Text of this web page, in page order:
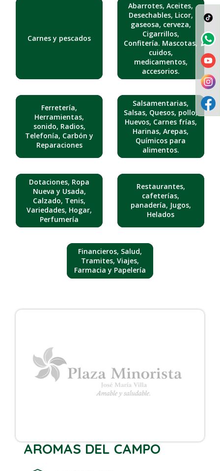
Carnes y pescados
Abarrotes, Aceites,
Desechables, Licor,
gaseosa, cerveza,
Cigarrillos,
Confitería. Mascotas,
cuidos,
medicamentos,
accesorios.
Ferretería,
Herramientas,
sonido, Radios,
Telefonía, Carbón y
Reparaciones
Salsamentarias,
Salsas, Quesos, pollo,
Huevos, Carnes frías,
Harinas, Arepas,
Químicos para
alimentos.
Dotaciones, Ropa
Nueva y Usada,
Calzado, Tenis,
Variedades, Hogar,
Perfumería
Restaurantes,
cafeterías,
panadería, Jugos,
Helados
Financieros, Salud,
Tramites, Viajes,
Farmacia y Papelería
AROMAS DEL CAMPO